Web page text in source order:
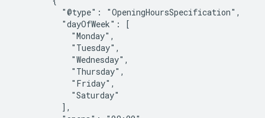
          "@type": "OpeningHoursSpecification",
          "dayOfWeek": [
            "Monday",
            "Tuesday",
            "Wednesday",
            "Thursday",
            "Friday",
            "Saturday"
          ],